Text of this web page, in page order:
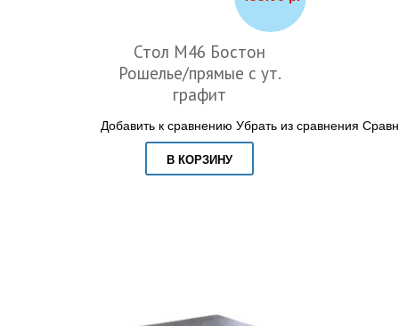
Стол М46 Бостон
Рошелье/прямые с ут.
графит
Добавить к сравнению Убрать из сравнения
В КОРЗИНУ